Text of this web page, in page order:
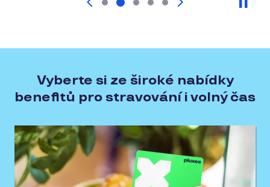
Vyberte si ze široké nabídky
benefitů pro stravování i volný čas